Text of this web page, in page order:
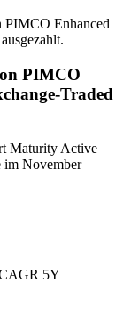
PIMCO Enhanced
PIMCO
Traded
Maturity Active
im November
5Y